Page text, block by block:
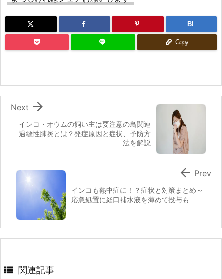
B!
Copy
インコ・オウムの飼い主は要注意の鳥関連
過敏性肺炎とは？発症原因と症状、予防方
法を解説

Next
インコも熱中症に！？症状と対策まとめ～
応急処置に経口補水液を薄めて投与も
 Prev
 関連記事